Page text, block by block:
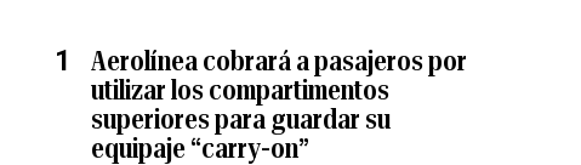
Aerolínea cobrará a pasajeros por
utilizar los compartimentos
superiores para guardar su
equipaje “carry-on”